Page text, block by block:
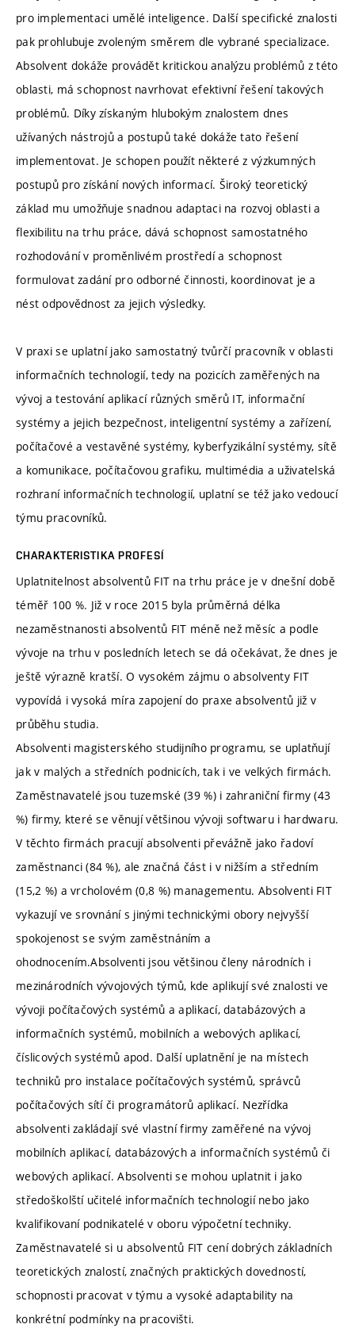
pro implementaci umělé inteligence. Další specifické znalosti
pak prohlubuje zvoleným směrem dle vybrané specializace.
Absolvent dokáže provádět kritickou analýzu problémů z této
oblasti, má schopnost navrhovat efektivní řešení takových
problémů. Díky získaným hlubokým znalostem dnes
užívaných nástrojů a postupů také dokáže tato řešení
implementovat. Je schopen použít některé z výzkumných
postupů pro získání nových informací. Široký teoretický
základ mu umožňuje snadnou adaptaci na rozvoj oblasti a
flexibilitu na trhu práce, dává schopnost samostatného
rozhodování v proměnlivém prostředí a schopnost
formulovat zadání pro odborné činnosti, koordinovat je a
nést odpovědnost za jejich výsledky.
V praxi se uplatní jako samostatný tvůrčí pracovník v oblasti
informačních technologií, tedy na pozicích zaměřených na
vývoj a testování aplikací různých směrů IT, informační
systémy a jejich bezpečnost, inteligentní systémy a zařízení,
počítačové a vestavěné systémy, kyberfyzikální systémy, sítě
a komunikace, počítačovou grafiku, multimédia a uživatelská
rozhraní informačních technologií, uplatní se též jako vedoucí
týmu pracovníků.
CHARAKTERISTIKA PROFESÍ
Uplatnitelnost absolventů FIT na trhu práce je v dnešní době
téměř 100 %. Již v roce 2015 byla průměrná délka
nezaměstnanosti absolventů FIT méně než měsíc a podle
vývoje na trhu v posledních letech se dá očekávat, že dnes je
ještě výrazně kratší. O vysokém zájmu o absolventy FIT
vypovídá i vysoká míra zapojení do praxe absolventů již v
průběhu studia.
Absolventi magisterského studijního programu, se uplatňují
jak v malých a středních podnicích, tak i ve velkých firmách.
Zaměstnavatelé jsou tuzemské (39 %) i zahraniční firmy (43
%) firmy, které se věnují většinou vývoji softwaru i hardwaru.
V těchto firmách pracují absolventi převážně jako řadoví
zaměstnanci (84 %), ale značná část i v nižším a středním
(15,2 %) a vrcholovém (0,8 %) managementu. Absolventi FIT
vykazují ve srovnání s jinými technickými obory nejvyšší
spokojenost se svým zaměstnáním a
ohodnocením.Absolventi jsou většinou členy národních i
mezinárodních vývojových týmů, kde aplikují své znalosti ve
vývoji počítačových systémů a aplikací, databázových a
informačních systémů, mobilních a webových aplikací,
číslicových systémů apod. Další uplatnění je na místech
techniků pro instalace počítačových systémů, správců
počítačových sítí či programátorů aplikací. Nezřídka
absolventi zakládají své vlastní firmy zaměřené na vývoj
mobilních aplikací, databázových a informačních systémů či
webových aplikací. Absolventi se mohou uplatnit i jako
středoškolští učitelé informačních technologií nebo jako
kvalifikovaní podnikatelé v oboru výpočetní techniky.
Zaměstnavatelé si u absolventů FIT cení dobrých základních
teoretických znalostí, značných praktických dovedností,
schopnosti pracovat v týmu a vysoké adaptability na
konkrétní podmínky na pracovišti.